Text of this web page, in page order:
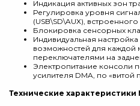
Индикация активных зон
Регулировка уровня
(USB\SD\AUX),
Блокировка сенсорных
Индивидуальная
возможностей для
переключателями на
Электропитание консоли
усилителя DMA, по «витой
Технические характеристики